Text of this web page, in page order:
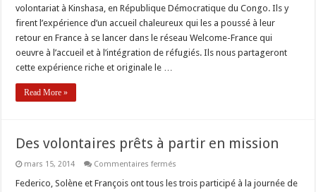
avril
2014:
De
Kinshasa…
à
Welcome-
volontariat à Kinshasa, en République Démocratique du Congo. Ils y
firent l’expérience d’un accueil chaleureux qui les a poussé à leur
retour en France à se lancer dans le réseau Welcome-France qui
oeuvre à l’accueil et à l’intégration de réfugiés. Ils nous partageront
cette expérience riche et originale le …
Read More »
Des volontaires prêts à partir en mission
mars 15, 2014 Commentaires fermés
volontaires
Federico, Solène et François ont tous les trois participé à la journée de